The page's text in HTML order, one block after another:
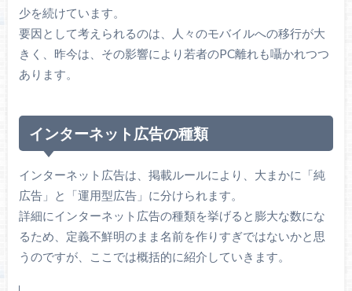
少を続けています。
要因として考えられるのは、人々のモバイルへの移行が大
きく、昨今は、その影響により若者のPC離れも囁かれつつ
あります。
インターネット広告の種類
インターネット広告は、掲載ルールにより、大まかに「純
広告」と「運用型広告」に分けられます。
詳細にインターネット広告の種類を挙げると膨大な数にな
るため、定義不鮮明のまま名前を作りすぎではないかと思
うのですが、ここでは概括的に紹介していきます。